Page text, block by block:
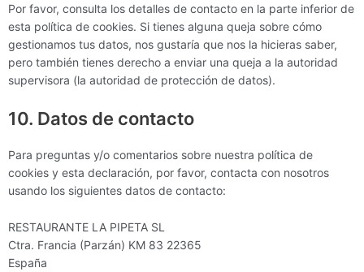
Por favor, consulta los detalles de contacto en la parte inferior de
esta política de cookies. Si tienes alguna queja sobre cómo
gestionamos tus datos, nos gustaría que nos la hicieras saber,
pero también tienes derecho a enviar una queja a la autoridad
supervisora (la autoridad de protección de datos).
10. Datos de contacto
Para preguntas y/o comentarios sobre nuestra política de
cookies y esta declaración, por favor, contacta con nosotros
usando los siguientes datos de contacto:
RESTAURANTE LA PIPETA SL
Ctra. Francia (Parzán) KM 83 22365
España